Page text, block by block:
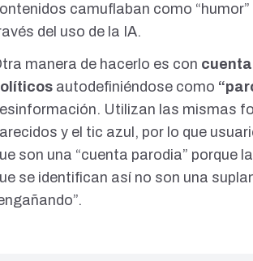
camuflaban como
del uso de la IA.
manera de hacerlo es con
autodefiniéndose como
Utilizan las mismas
y el tic azul, por lo que
son una “cuenta parodia” porque
se identifican así no son una